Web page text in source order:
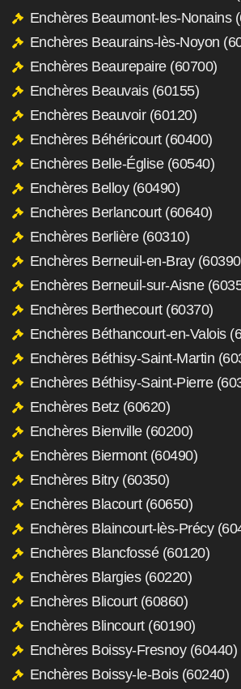
Enchères Beaumont-les-Nonains
Enchères Beaurains-lès-Noyon
Enchères Beaurepaire (60700)
Enchères Beauvais (60155)
Enchères Beauvoir (60120)
Enchères Béhéricourt (60400)
Enchères Belle-Église (60540)
Enchères Belloy (60490)
Enchères Berlancourt (60640)
Enchères Berlière (60310)
Enchères Berneuil-en-Bray
Enchères Berneuil-sur-Aisne
Enchères Berthecourt (60370)
Enchères Béthancourt-en-Valois
Enchères Béthisy-Saint-Martin
Enchères Béthisy-Saint-Pierre
Enchères Betz (60620)
Enchères Bienville (60200)
Enchères Biermont (60490)
Enchères Bitry (60350)
Enchères Blacourt (60650)
Enchères Blaincourt-lès-Précy
Enchères Blancfossé (60120)
Enchères Blargies (60220)
Enchères Blicourt (60860)
Enchères Blincourt (60190)
Enchères Boissy-Fresnoy (60440)
Enchères Boissy-le-Bois (60240)